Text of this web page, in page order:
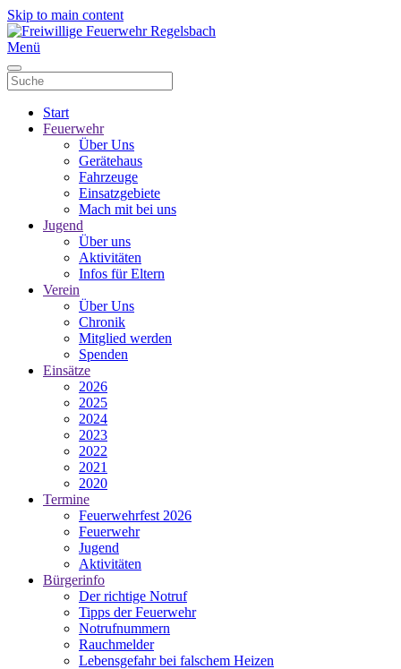
Skip to main content
Menü
Start
Feuerwehr
Über Uns
Gerätehaus
Fahrzeuge
Einsatzgebiete
Mach mit bei uns
Jugend
Über uns
Aktivitäten
Infos für Eltern
Verein
Über Uns
Chronik
Mitglied werden
Spenden
Einsätze
2026
2025
2024
2023
2022
2021
2020
Termine
Feuerwehrfest 2026
Feuerwehr
Jugend
Aktivitäten
Bürgerinfo
Der richtige Notruf
Tipps der Feuerwehr
Notrufnummern
Rauchmelder
Lebensgefahr bei falschem Heizen